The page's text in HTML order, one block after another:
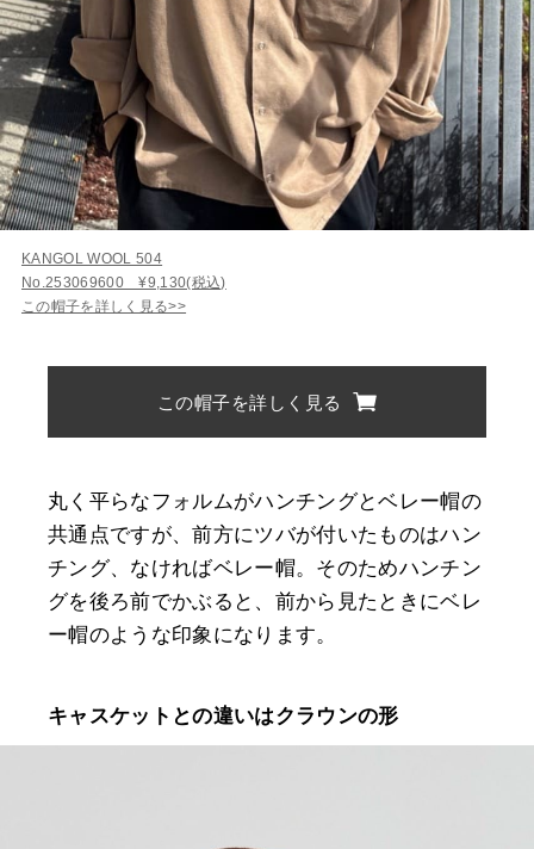
KANGOL WOOL 504
No.253069600 ¥9,130(税込)
この帽子を詳しく見る>>
この帽子を詳しく見る
丸く平らなフォルムがハンチングとベレー帽の
共通点ですが、前方にツバが付いたものはハン
チング、なければベレー帽。そのためハンチン
グを後ろ前でかぶると、前から見たときにベレ
ー帽のような印象になります。
キャスケットとの違いはクラウンの形